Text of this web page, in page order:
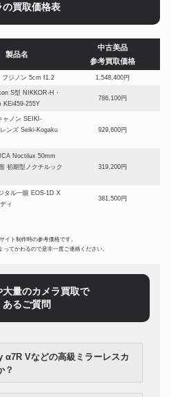
の買取価格表
製品名
中古美品
参考買取価格
フジノン 5cm f1.2 1,548,400円
S型 NIKKOR-H・
KEi459-255Y
786,100円
ャノン SEIKI-
ンズ Seiki-Kogaku
929,600円
Noctilux 50mm
初期型ノクチルック
319,200円
タル一眼 EOS-1D X
ィ
381,500円
ー α7S III ILCE-
KOGAKU Nikkor
ト)
423,500円
マミヤリーフ
イト制作時の参考価格です。
てかわるので是非一度ご連絡ください。
大量のカメラ買取で
あるご質問
？